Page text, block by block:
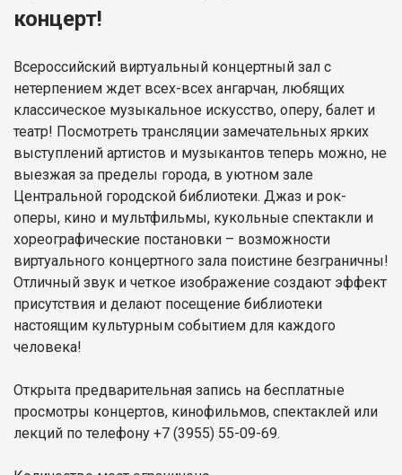
концерт!
Всероссийский виртуальный концертный зал с
нетерпением ждет всех-всех ангарчан, любящих
классическое музыкальное искусство, оперу, балет и
театр! Посмотреть трансляции замечательных ярких
выступлений артистов и музыкантов теперь можно, не
выезжая за пределы города, в уютном зале
Центральной городской библиотеки. Джаз и рок-
оперы, кино и мультфильмы, кукольные спектакли и
хореографические постановки – возможности
виртуального концертного зала поистине безграничны!
Отличный звук и четкое изображение создают эффект
присутствия и делают посещение библиотеки
настоящим культурным событием для каждого
человека!
Открыта предварительная запись на бесплатные
просмотры концертов, кинофильмов, спектаклей или
лекций по телефону +7 (3955) 55-09-69.